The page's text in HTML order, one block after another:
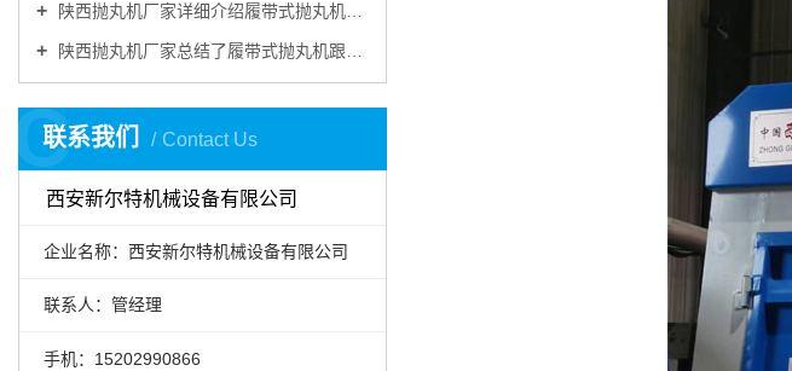
陕西抛丸机厂家详细介绍履带式抛丸机由哪些部分组成
陕西抛丸机厂家总结了履带式抛丸机跟别的抛丸机做金属表面清理的优势
联系我们 Contact Us
C
西安新尔特机械设备有限公司
企业名称：西安新尔特机械设备有限公司
联系人：管经理
手机：15202990866